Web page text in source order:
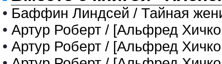
• Баффин Линдсей / Тайная
• Артур Роберт / [Альфред
• Артур Роберт / [Альфред